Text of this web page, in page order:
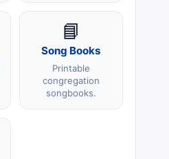
📘
Song Books
Printable
congregation
songbooks.